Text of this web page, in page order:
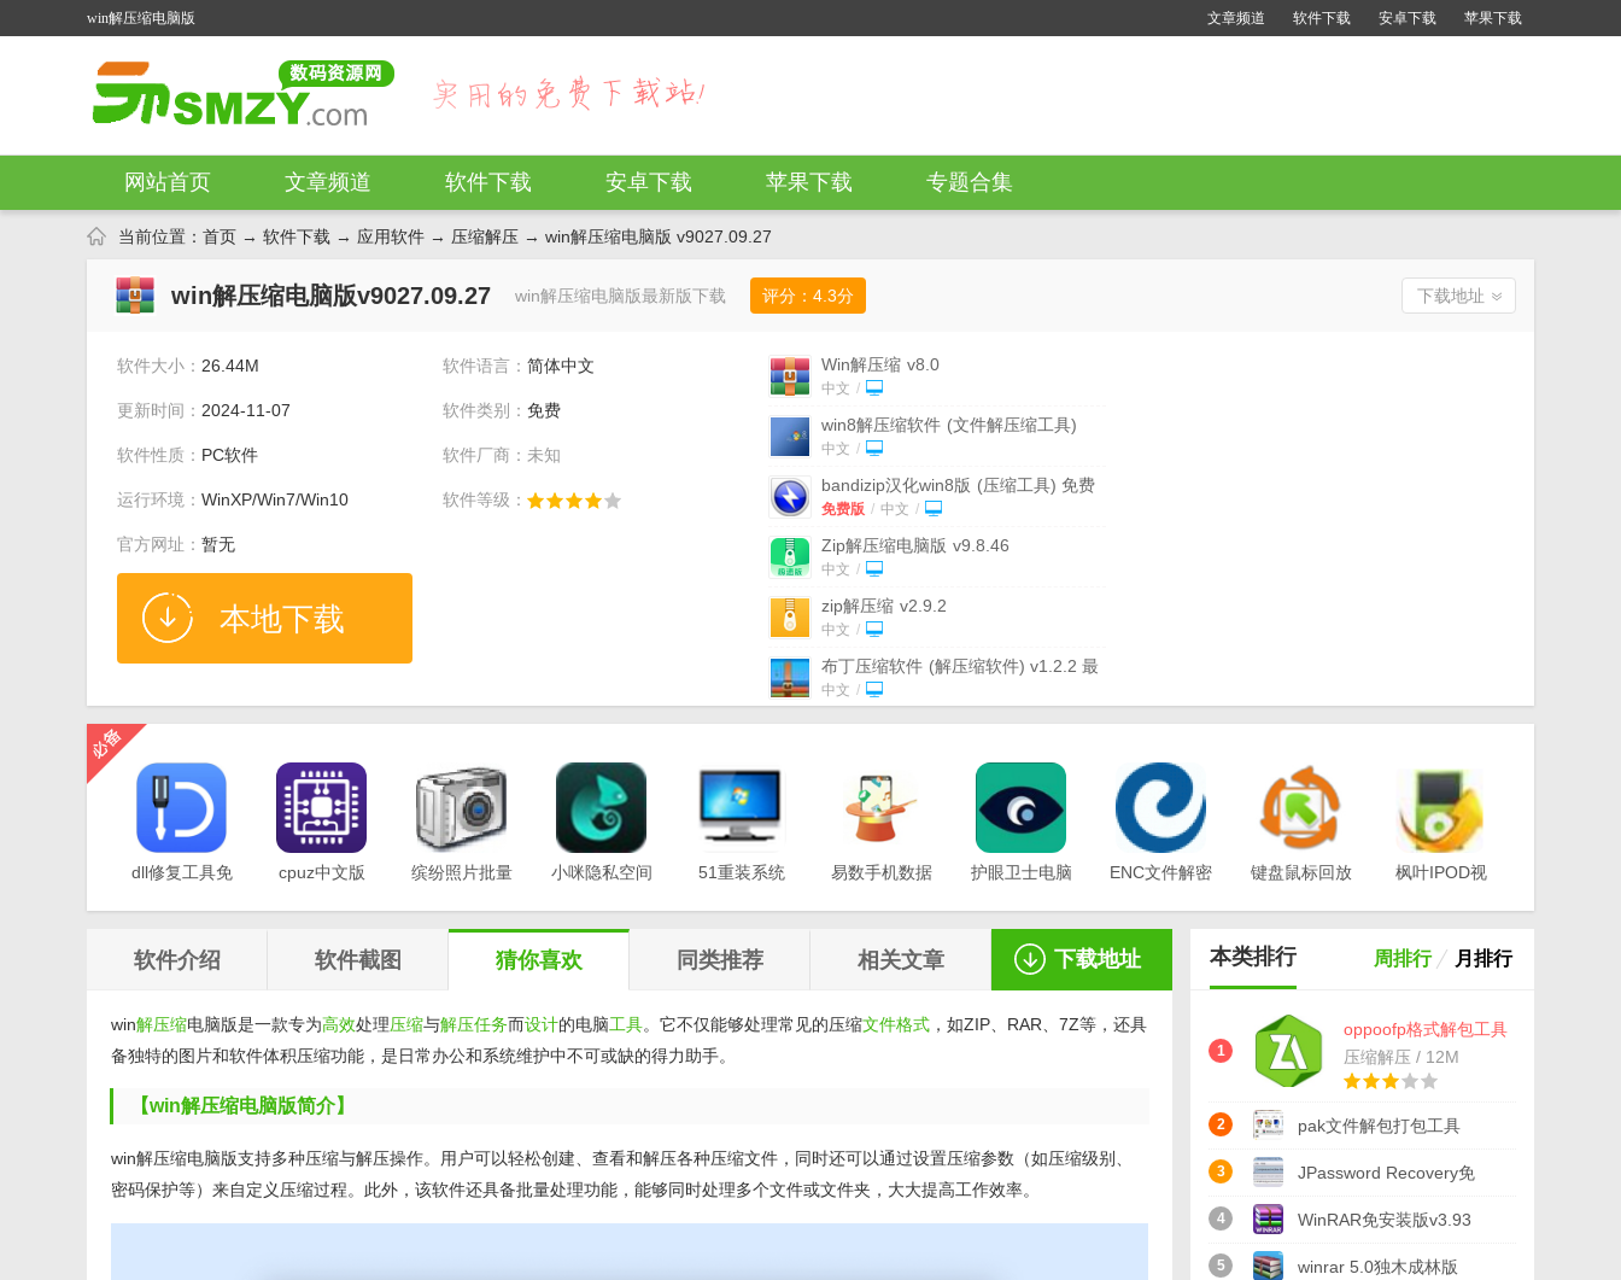
win解压缩电脑版 文章频道 软件下载 安卓下载 苹果下载
网站首页 文章频道 软件下载 安卓下载 苹果下载 专题合集
当前位置： 首页 → 软件下载 → 应用软件 → 压缩解压 → win解压缩电脑版 v9027.09.27
win解压缩电脑版v9027.09.27 win解压缩电脑版最新版下载 评分： 4.3分 下载地址
软件大小： 26.44M 软件语言： 简体中文
更新时间： 2024-11-07 软件类别： 免费
软件性质： PC软件 软件厂商：未知
运行环境： WinXP/Win7/Win10 软件等级：
官方网址： 暂无
本地下载
Win解压缩 v8.0
中文 /
win8解压缩软件 (文件解压缩工具)
v2.0.5 电脑版
中文 /
bandizip汉化win8版 (压缩工具) 免费
版
免费版 / 中文 /
Zip解压缩电脑版 v9.8.46
中文 /
zip解压缩 v2.9.2
中文 /
布丁压缩软件 (解压缩软件) v1.2.2 最
新版
中文 /
蓝山压缩电脑版 v1.0.7
×box one s手柄接收器WIN10驱动
v1.0.46.1 最新版
中文 /
bandizip压缩软件win7版
(压缩解压软
件) v6.10 免费版
免费版 / 中文 /
星速压缩电脑版 v1.0.1.10
dll修复工具免
cpuz中文版
缤纷照片批量
小咪隐私空间
51重装系统
易数手机数据
护眼卫士电脑
ENC文件解密
键盘鼠标回放
枫叶IPOD视
软件介绍 软件截图 猜你喜欢 同类推荐 相关文章 下载地址
win解压缩电脑版是一款专为高效处理压缩与解压任务而设计的电脑工具。它不仅能够处理常见的压缩文件格式 ，如ZIP、RAR、7Z等，还具
备独特的图片和软件体积压缩功能，是日常办公和系统维护中不可或缺的得力助手。
【win解压缩电脑版简介】
win解压缩电脑版支持多种压缩与解压操作。用户可以轻松创建、查看和解压各种压缩文件，同时还可以通过设置压缩参数（如压缩级别、
密码保护等）来自定义压缩过程。此外，该软件还具备批量处理功能，能够同时处理多个文件或文件夹，大大提高工作效率。
本类排行 周排行 月排行
1
oppoofp格式解包工具
(数据包解压) 免费版
压缩解压 / 12M
2 pak文件解包打包工具
(pak解压) 最新版
3 JPassword Recovery免
费版(7zip压缩密码破译)
v1.09 最新版
4 WinRAR免安装版v3.93
绿色中文免费版
5 winrar 5.0独木成林版